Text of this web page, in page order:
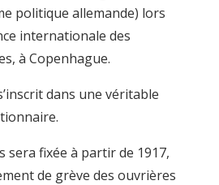
politique allemande) lors
internationale des
à Copenhague.
dans une véritable
sera fixée à partir de 1917,
de grève des ouvrières